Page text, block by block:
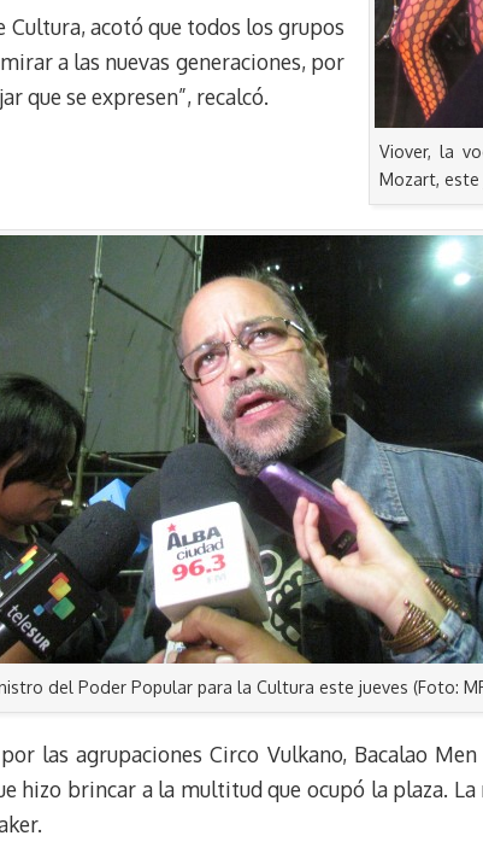
Viover, la
Mozart, este
acotó que todos los grupos
a las nuevas generaciones, por
que se expresen”, recalcó.
del Poder Popular para la Cultura este jueves (Foto:
las agrupaciones Circo Vulkano, Bacalao
hizo brincar a la multitud que ocupó la plaza.